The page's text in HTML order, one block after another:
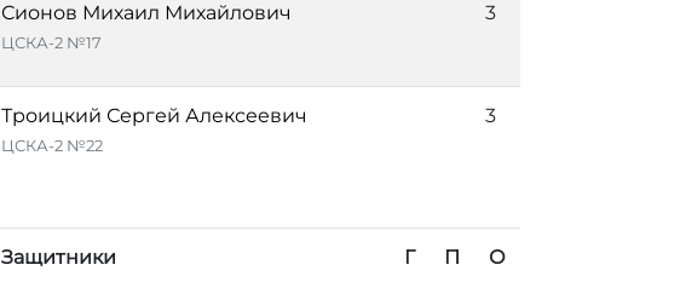
Сионов Михаил Михайлович
ЦСКА-2 №17
3
Троицкий Сергей Алексеевич
ЦСКА-2 №22
3
Защитники Г П О